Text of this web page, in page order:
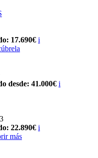
17.690€ i
desde: 41.000€ i
22.890€ i
más